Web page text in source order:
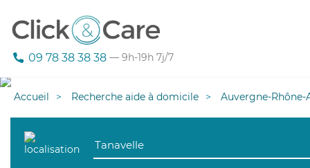
09 78 38 38 38 — 9h-19h 7j/7
Accueil Recherche aide à domicile Auvergne-Rhône-